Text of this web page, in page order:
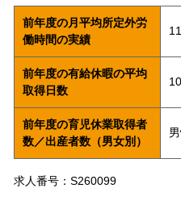
前年度の月平均所定外労
働時間の実績
前年度の有給休暇の平均
取得日数
前年度の育児休業取得者
数／出産者数（男女別）
求人番号：S260099